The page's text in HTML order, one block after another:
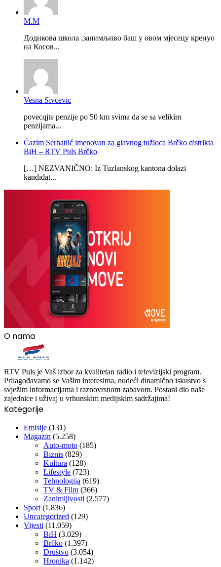
М.М
Додикова школа ,занимљиво баш у овом мјесецу кренуо
на Косов...
Vesna Sivcevic
povecqjte penzije po 50 km svima da se sa velikim
penzijama...
Ćazim Serhatlić imenovan za glavnog tužioca Brčko distrikta
BiH – RTV Puls Brčko
[…] NEZVANIČNO: Iz Tuzlanskog kantona dolazi
kandidat...
O nama
RTV Puls je Vaš izbor za kvalitetan radio i televizijski program.
Prilagođavamo se Vašim interesima, nudeći dinamično iskustvo s
svježim informacijama i raznovrsnom zabavom. Postani dio naše
zajednice i uživaj u vrhunskim medijskim sadržajima!
Kategorije
Emisije (131)
Magazin (5.258)
Auto-moto (185)
Biznis (829)
Kultura (128)
Lifestyle (723)
Tehnologija (619)
TV & Film (366)
Zanimljivosti (2.577)
Sport (1.836)
Uncategorized (129)
Vijesti (11.059)
BiH (3.029)
Brčko (1.397)
Društvo (3.054)
Hronika (1.142)